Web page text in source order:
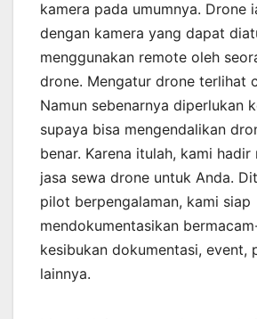
kamera pada umumnya. Drone
dengan kamera yang dapat
menggunakan remote oleh
drone. Mengatur drone terlihat
Namun sebenarnya diperlukan
supaya bisa mengendalikan
benar. Karena itulah, kami hadir
jasa sewa drone untuk Anda.
pilot berpengalaman, kami siap
mendokumentasikan
kesibukan dokumentasi, event,
lainnya.